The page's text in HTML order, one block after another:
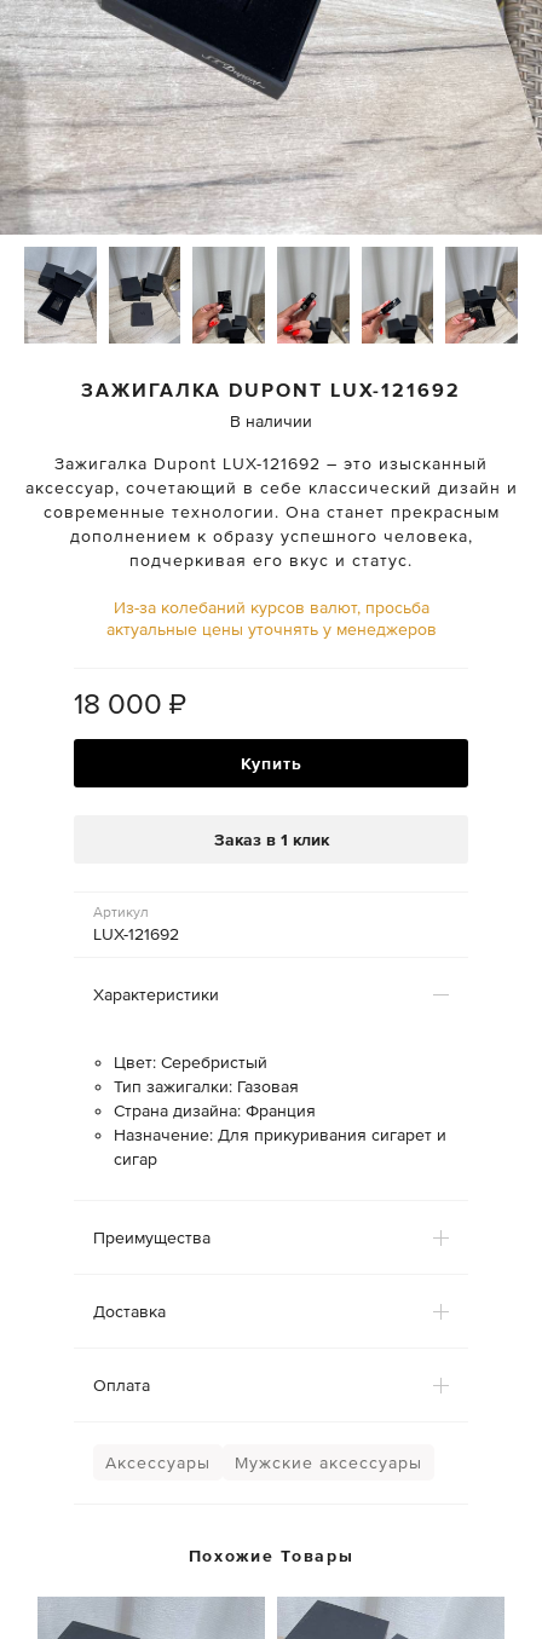
ЗАЖИГАЛКА DUPONT LUX-121692
В наличии
Зажигалка Dupont LUX-121692 – это изысканный
аксессуар, сочетающий в себе классический дизайн и
современные технологии. Она станет прекрасным
дополнением к образу успешного человека,
подчеркивая его вкус и статус.
Из-за колебаний курсов валют, просьба
актуальные цены уточнять у менеджеров
18 000 ₽
Купить
Заказ в 1 клик
Артикул
LUX-121692
Характеристики
Цвет: Серебристый
Тип зажигалки: Газовая
Страна дизайна: Франция
Назначение: Для прикуривания сигарет и
сигар
Преимущества
Доставка
Оплата
Аксессуары Мужские аксессуары
Похожие Товары